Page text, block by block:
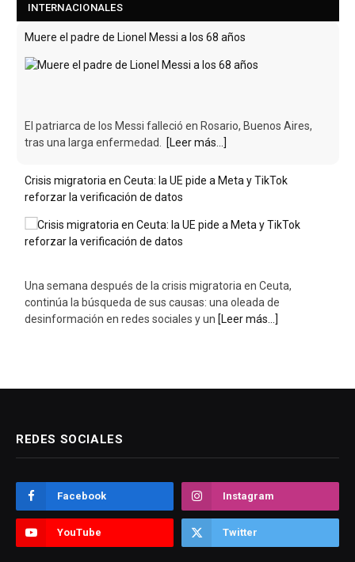
INTERNACIONALES
Muere el padre de Lionel Messi a los 68 años
El patriarca de los Messi falleció en Rosario, Buenos Aires,
tras una larga enfermedad.
[Leer más...]
Crisis migratoria en Ceuta: la UE pide a Meta y TikTok
reforzar la verificación de datos
Una semana después de la crisis migratoria en Ceuta,
continúa la búsqueda de sus causas: una oleada de
desinformación en redes sociales y un [Leer más...]
REDES SOCIALES
Facebook Instagram
YouTube Twitter